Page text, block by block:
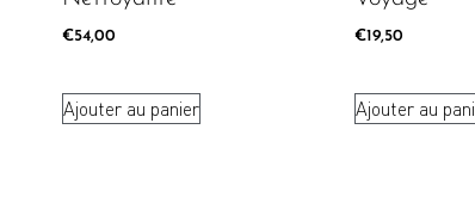
€54,00
Ajouter au panier
€19,50
Ajouter au